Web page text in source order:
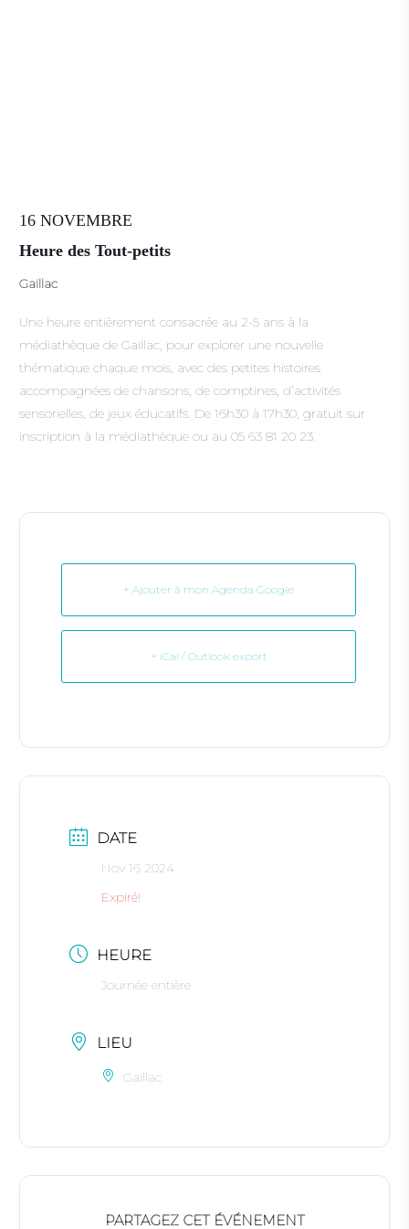
16 NOVEMBRE
Heure des Tout-petits
Gaillac
Une heure entièrement consacrée au 2-5 ans à la
médiathèque de Gaillac, pour explorer une nouvelle
thématique chaque mois, avec des petites histoires
accompagnées de chansons, de comptines, d’activités
sensorielles, de jeux éducatifs. De 16h30 à 17h30, gratuit sur
inscription à la médiathèque ou au 05 63 81 20 23.
+ Ajouter à mon Agenda Google
+ iCal / Outlook export
DATE
Nov 16 2024
Expiré!
HEURE
Journée entière
LIEU
Gaillac
PARTAGEZ CET ÉVÉNEMENT